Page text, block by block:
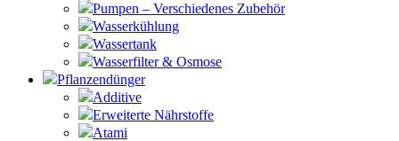
Pumpen – Verschiedenes Zubehör
Wasserkühlung
Wassertank
Wasserfilter & Osmose
Pflanzendünger
Additive
Erweiterte Nährstoffe
Atami